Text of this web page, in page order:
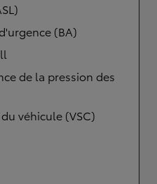
(BA)
de la pression des
véhicule (VSC)